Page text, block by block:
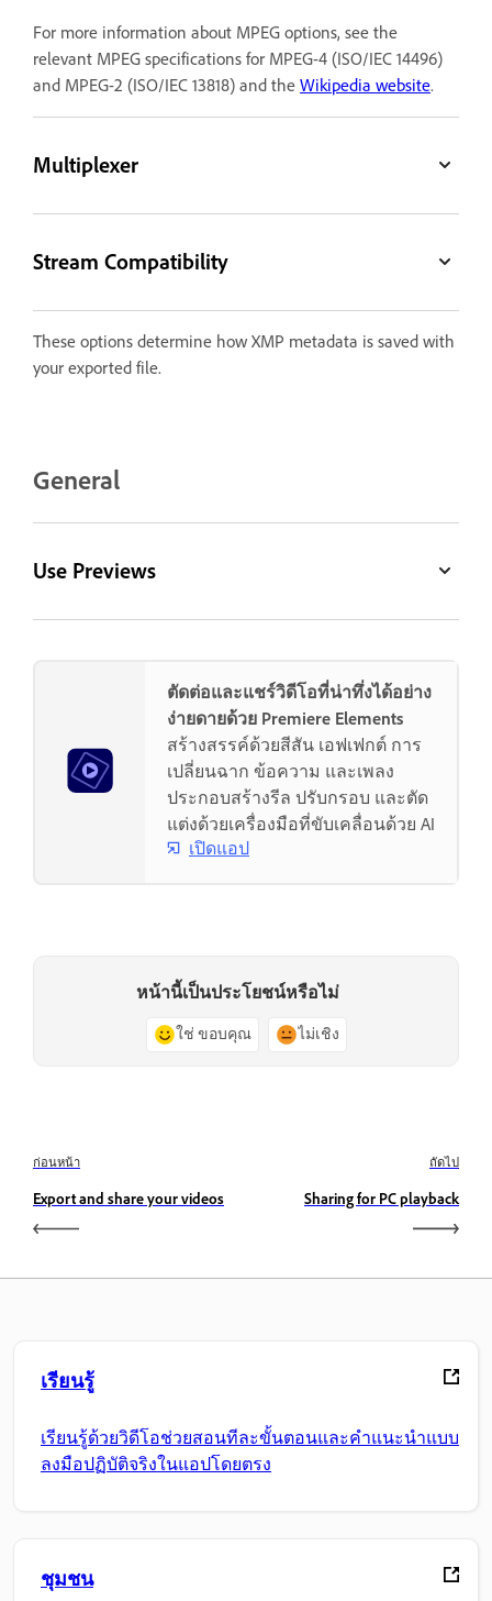
For more information about MPEG options, see the
relevant MPEG specifications for MPEG-4 (ISO/IEC 14496)
and MPEG-2 (ISO/IEC 13818) and the Wikipedia website.
Multiplexer
Stream Compatibility
These options determine how XMP metadata is saved with
your exported file.
General
Use Previews
ตัดต่อและแชร์วิดีโอที่น่าทึ่งได้อย่าง
ง่ายดายด้วย Premiere Elements
สร้างสรรค์ด้วยสีสัน เอฟเฟกต์ การ
เปลี่ยนฉาก ข้อความ และเพลง
ประกอบสร้างรีล ปรับกรอบ และตัด
แต่งด้วยเครื่องมือที่ขับเคลื่อนด้วย AI
เปิดแอป
หน้านี้เป็นประโยชน์หรือไม่
ใช่ ขอบคุณ ไม่เชิง
ก่อนหน้า
Export and share your videos
ถัดไป
Sharing for PC playback
เรียนรู้
เรียนรู้ด้วยวิดีโอช่วยสอนทีละขั้นตอนและคำแนะนำแบบ
ลงมือปฏิบัติจริงในแอปโดยตรง
ชุมชน